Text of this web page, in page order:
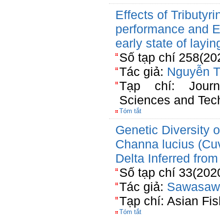
Effects of
performance and
early state of
Số tạp chí
Tác giả: Nguyễn
Tạp chí:
Sciences and
Tóm tắt
Genetic Diversity
Channa lucius
Delta Inferred
Số tạp chí
Tác giả:
Tạp chí: Asian
Tóm tắt